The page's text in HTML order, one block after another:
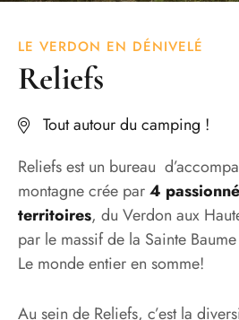
LE VERDON EN DÉNIVELÉ
Reliefs
Tout autour du camping !
Reliefs est un bureau
montagne crée par4
territoires, du Verdon aux
par le massif de la Sainte
Le monde entier en somme!
Au sein de Reliefs, c’est la